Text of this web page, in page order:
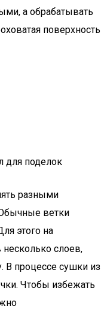
а обрабатывать
поверхность
для поделок
разными
ветки
этого на
слоев,
В процессе сушки из
Чтобы избежать